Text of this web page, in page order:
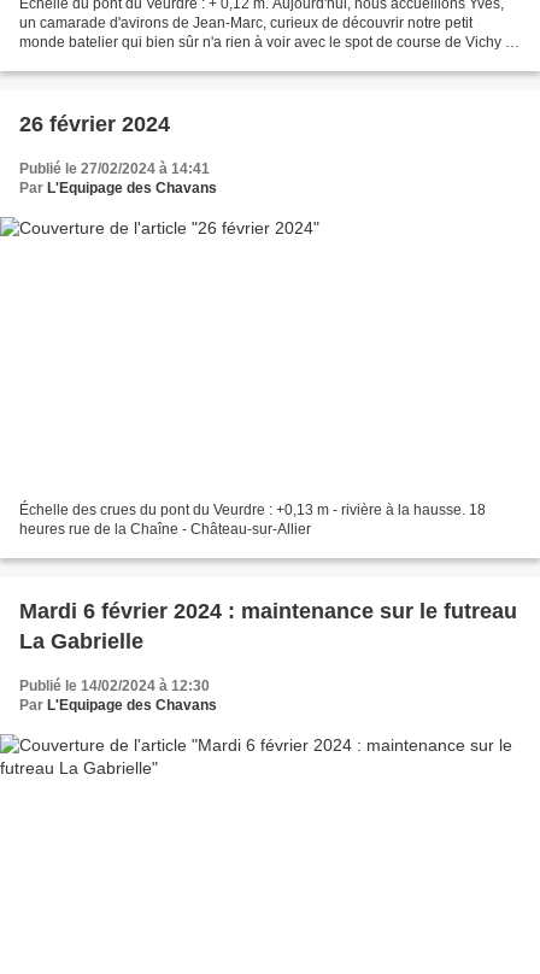
un camarade d'avirons de Jean-Marc, curieux de découvrir notre petit
monde batelier qui bien sûr n'a rien à voir avec le spot de course de Vichy à
26 février 2024
Publié le 27/02/2024 à 14:41
Par L'Equipage des Chavans
Échelle des crues du pont du Veurdre : +0,13 m - rivière à la hausse. 18
heures rue de la Chaîne - Château-sur-Allier
Mardi 6 février 2024 : maintenance sur le futreau
La Gabrielle
Publié le 14/02/2024 à 12:30
Par L'Equipage des Chavans